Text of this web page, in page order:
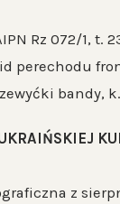
Rz 072/1, t.
perechodu
bandy,
z